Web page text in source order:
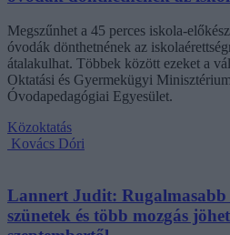
Megszűnhet a 45 perces iskola-
óvodák dönthetnének az
átalakulhat. Többek között ezeket a
Oktatási és Gyermekügyi
Óvodapedagógiai Egyesület.
Közoktatás
Kovács Dóri
Lannert Judit: Rugalmasabb
szünetek és több mozgás